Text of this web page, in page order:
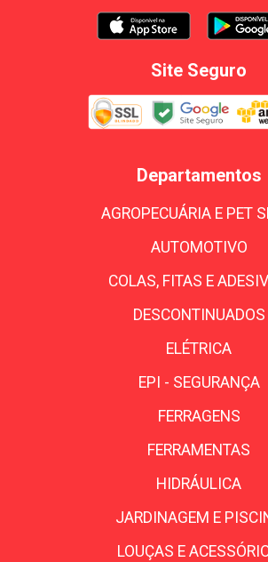
Site Seguro
Departamentos
AGROPECUÁRIA E PET
AUTOMOTIVO
COLAS, FITAS E
DESCONTINUADOS
ELÉTRICA
EPI - SEGURANÇA
FERRAGENS
FERRAMENTAS
HIDRÁULICA
JARDINAGEM E
LOUÇAS E